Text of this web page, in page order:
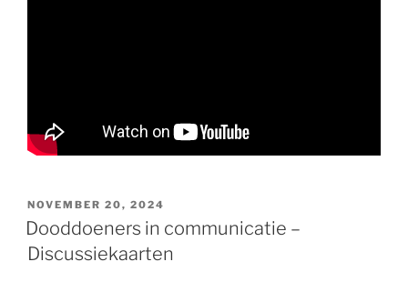
GEPLAATST
OP
NOVEMBER 20, 2024
Dooddoeners in communicatie –
Discussiekaarten